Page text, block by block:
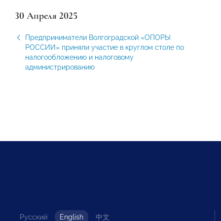
30 Апреля 2025
Предприниматели Волгоградской «ОПОРЫ
РОССИИ» приняли участие в круглом столе по
налогообложению и налоговому
администрированию
Русский English 中文